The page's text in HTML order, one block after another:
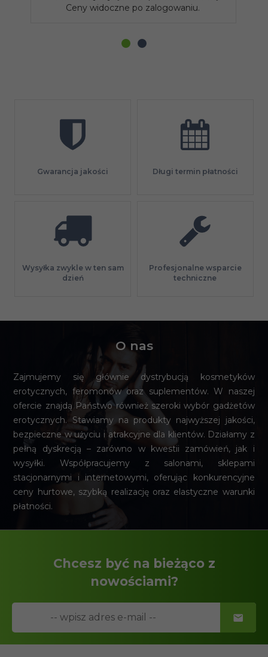
Ceny widoczne po zalogowaniu.
Gwarancja jakości Długi termin płatności
Wysyłka zwykle w ten sam
dzień
Profesjonalne wsparcie
techniczne
O nas
Zajmujemy się głównie dystrybucją kosmetyków
erotycznych, feromonów oraz suplementów. W naszej
ofercie znajdą Państwo również szeroki wybór gadżetów
erotycznych. Stawiamy na produkty najwyższej jakości,
bezpieczne w użyciu i atrakcyjne dla klientów. Działamy z
pełną dyskrecją – zarówno w kwestii zamówień, jak i
wysyłki. Współpracujemy z salonami, sklepami
stacjonarnymi i internetowymi, oferując konkurencyjne
ceny hurtowe, szybką realizację oraz elastyczne warunki
płatności.
Chcesz być na bieżąco z
nowościami?